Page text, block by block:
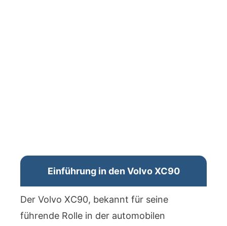
Einführung in den Volvo XC90
Der Volvo XC90, bekannt für seine
führende Rolle in der automobilen